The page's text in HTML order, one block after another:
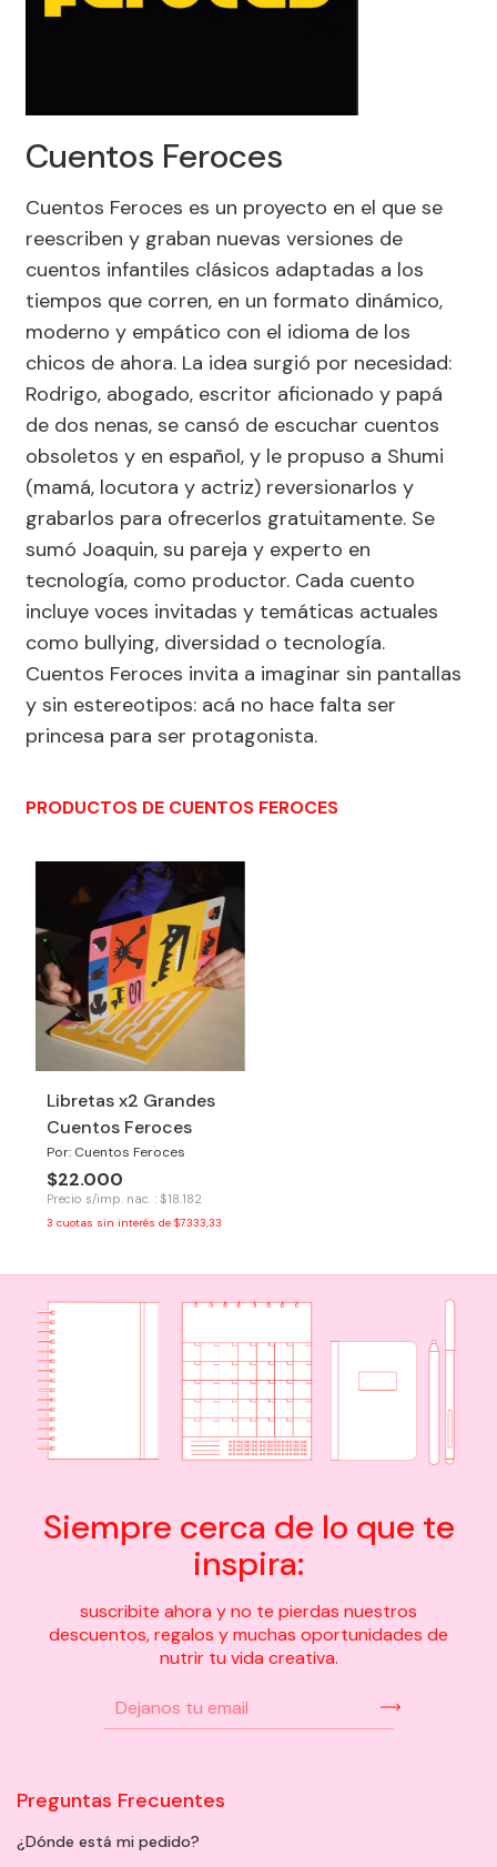
Cuentos Feroces
Cuentos Feroces es un proyecto en el que se
reescriben y graban nuevas versiones de
cuentos infantiles clásicos adaptadas a los
tiempos que corren, en un formato dinámico,
moderno y empático con el idioma de los
chicos de ahora. La idea surgió por necesidad:
Rodrigo, abogado, escritor aficionado y papá
de dos nenas, se cansó de escuchar cuentos
obsoletos y en español, y le propuso a Shumi
(mamá, locutora y actriz) reversionarlos y
grabarlos para ofrecerlos gratuitamente. Se
sumó Joaquin, su pareja y experto en
tecnología, como productor. Cada cuento
incluye voces invitadas y temáticas actuales
como bullying, diversidad o tecnología.
Cuentos Feroces invita a imaginar sin pantallas
y sin estereotipos: acá no hace falta ser
princesa para ser protagonista.
PRODUCTOS DE CUENTOS FEROCES
Libretas x2 Grandes
Cuentos Feroces
Por: Cuentos Feroces
$22.000
Precio s/imp. nac. : $18.182
3 cuotas sin interés de $7.333,33
Siempre cerca de lo que te
inspira:
suscribite ahora y no te pierdas nuestros
descuentos, regalos y muchas oportunidades de
nutrir tu vida creativa.
Preguntas Frecuentes
¿Dónde está mi pedido?